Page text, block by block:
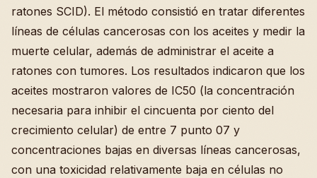
ratones SCID). El método consistió en tratar diferentes
líneas de células cancerosas con los aceites y medir la
muerte celular, además de administrar el aceite a
ratones con tumores. Los resultados indicaron que los
aceites mostraron valores de IC50 (la concentración
necesaria para inhibir el cincuenta por ciento del
crecimiento celular) de entre 7 punto 07 y
concentraciones bajas en diversas líneas cancerosas,
con una toxicidad relativamente baja en células no